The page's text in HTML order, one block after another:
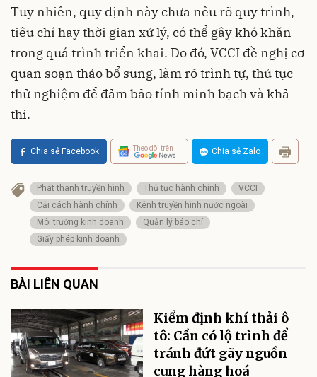
Tuy nhiên, quy định này chưa nêu rõ quy trình,
tiêu chí hay thời gian xử lý, có thể gây khó khăn
trong quá trình triển khai. Do đó, VCCI đề nghị cơ
quan soạn thảo bổ sung, làm rõ trình tự, thủ tục
thử nghiệm để đảm bảo tính minh bạch và khả
thi.
Chia sẻ Facebook Theo dõi trên Chia sẻ Zalo
Phát thanh truyền hình Thủ tục hành chính
VCCI
Cải cách hành chính
Kênh truyền hình nước ngoài
Môi trường kinh doanh
Quản lý báo chí
Giấy phép kinh doanh
BÀI LIÊN QUAN
Kiểm định khí thải ô
tô: Cần có lộ trình để
tránh đứt gãy nguồn
cung hàng hoá